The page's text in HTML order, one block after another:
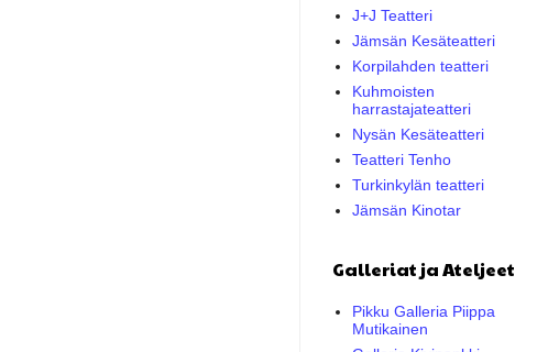
J+J Teatteri
Jämsän Kesäteatteri
Korpilahden teatteri
Kuhmoisten
harrastajateatteri
Nysän Kesäteatteri
Teatteri Tenho
Turkinkylän teatteri
Jämsän Kinotar
Galleriat ja Ateljeet
Pikku Galleria Piippa
Mutikainen